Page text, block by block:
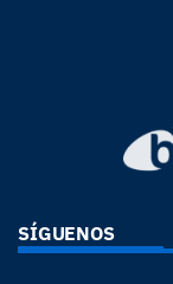
SÍGUENOS